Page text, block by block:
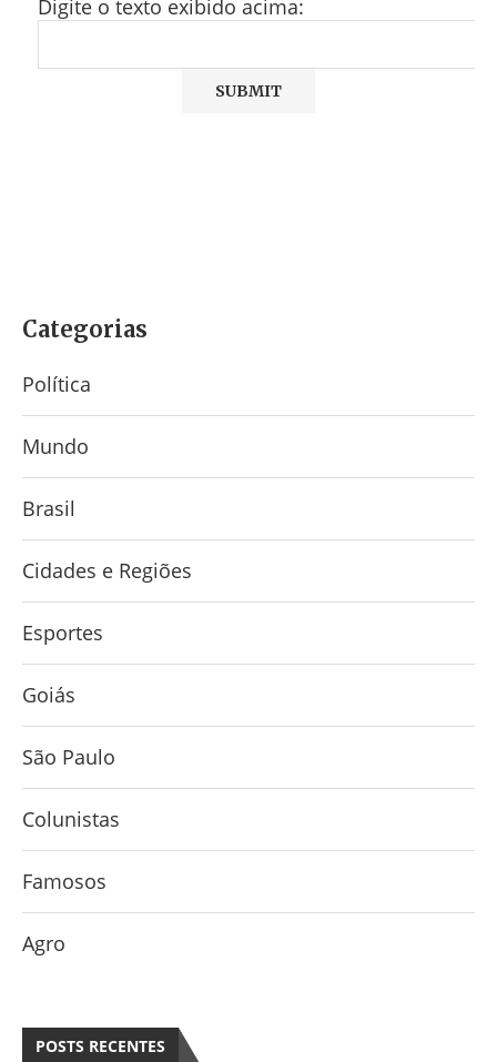
Digite o texto exibido acima:
Categorias
Política
Mundo
Brasil
Cidades e Regiões
Esportes
Goiás
São Paulo
Colunistas
Famosos
Agro
POSTS RECENTES